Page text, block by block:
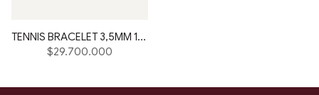
TENNIS BRACELET 3,5MM 18K
Precio
$29.700.000